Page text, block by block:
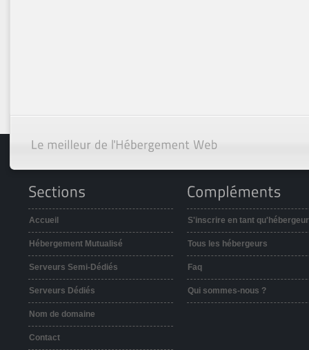
Accueil
Hébergement Mutualisé
Serveurs Semi-Dédiés
Serveurs Dédiés
Nom de domaine
Contact
S'inscrire en tant qu'hébergeur
Tous les hébergeurs
Faq
Qui sommes-nous ?